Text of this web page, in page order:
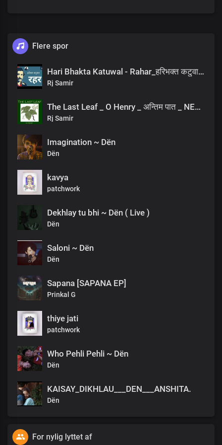
तिमी ढुङ्गालाई वस्तु ठान्दछौ,
ठोस कठोरता तिम्रो यथार्थ छ!
म सपनालाई समात्न खोज्दछु,
जस्तो तिमी, त्यो चिसो, मीठो अक्षर काटेको
पान्ढिकीको बाटुलो सत्यलाई!
तिम्रो सुनको र हीराको!
तिमी पहाडलाई लाटा भन्दछौ,
म भन्छु वाचाल!
जरुर साथी!
मेरो एक नशा ढीलो छ ।
यस्तै छ मेरो हाल!
म माघको ठण्डीमा
ताराको सेतो प्राथमिक राप तापेर
दुनियाँले मलाई तरङ्गी भने!
भस्मेश्वरबाट फर्कदा सात दिन
टोह्लाएको देखेर
भूत लागेको भने!
एक सुन्दरीका केशमा
समयका तुषाराको
म तीन दिन रुँदा,
मेरो आत्मालाई बुद्धले छुँदा
मलाई छटाएको भने!
मैले वसन्तको पहिलो कोकिल सुनेर
नाचेको देख्दा,
बहुला भने!
म प्रलय–वेदनाले उफ्रेँ!
मूर्खहरुले मलाई त्यस बेला ठिङ्गुरा हालेर राखे!
मलाई बुज्रुगहरुले,
राँची पठाइदिए!
म आपूमलाई एक दिन मरेको सम्झेर
एक साथीले बेसरी चिमटिदिए
र भने, “ए पागल तेरो मासु अझ मरेको छैन!”
Flere spor
Hari Bhakta Katuwal - Rahar_हरिभक्त कटुवाल - रहर _Nepali Poem_नेपाली कविता
Rj Samir
The Last Leaf _ O Henry _ अन्तिम पात _ NEPALI AUDIOBOOK
Rj Samir
Imagination ~ Dën
Dën
kavya
patchwork
Dekhlay tu bhi ~ Dën ( Live )
Dën
Saloni ~ Dën
Dën
Sapana [SAPANA EP]
Prinkal G
thiye jati
patchwork
Who Pehli Pehli ~ Dën
Dën
KAISAY_DIKHLAU___DEN___ANSHITA.
Dën
For nylig lyttet af